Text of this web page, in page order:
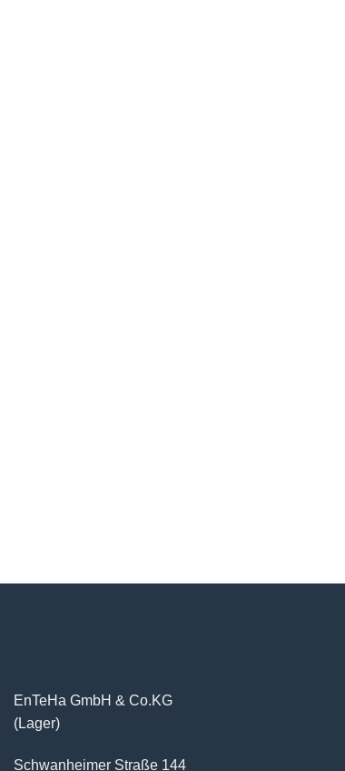
EnTeHa GmbH & Co.KG
(Lager)
Schwanheimer Straße 144